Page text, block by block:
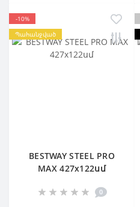
-10%
Պահանջված
BESTWAY STEEL PRO
MAX 427х122սմ
0